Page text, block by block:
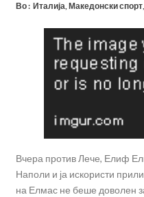
Во : Италија,Македонски спорт,
Вчера против Лече, Елиф
Наполи и ја искористи
на Елмас не беше доволен